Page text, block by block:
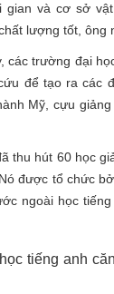
gian và cơ sở
lượng tốt, ông
các trường đại
để tạo ra các
Mỹ, cựu
thu hút 60 học
được tổ chức
ngoài học
tiếng anh